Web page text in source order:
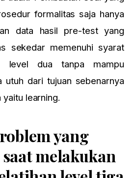
formalitas saja hanya
data hasil pre-test yang
sekedar memenuhi syarat
level dua tanpa mampu
utuh dari tujuan sebenarnya
learning.
yang
melakukan